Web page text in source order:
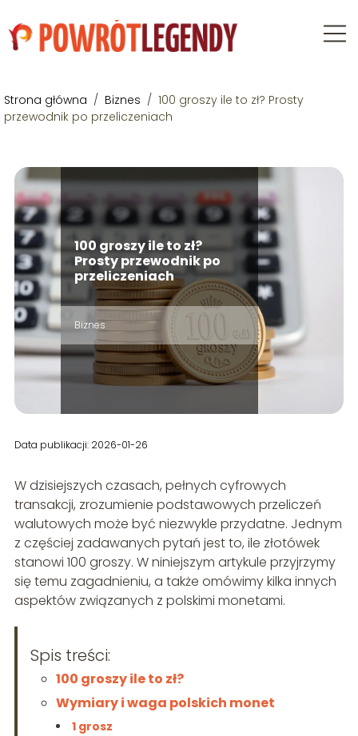
Strona główna / Biznes / 100 groszy ile to zł? Prosty
przewodnik po przeliczeniach
100 groszy ile to zł?
Prosty przewodnik po
przeliczeniach
Biznes
Data publikacji: 2026-01-26
W dzisiejszych czasach, pełnych cyfrowych
transakcji, zrozumienie podstawowych przeliczeń
walutowych może być niezwykle przydatne. Jednym
z częściej zadawanych pytań jest to, ile złotówek
stanowi 100 groszy. W niniejszym artykule przyjrzymy
się temu zagadnieniu, a także omówimy kilka innych
aspektów związanych z polskimi monetami.
Spis treści:
100 groszy ile to zł?
Wymiary i waga polskich monet
1 grosz